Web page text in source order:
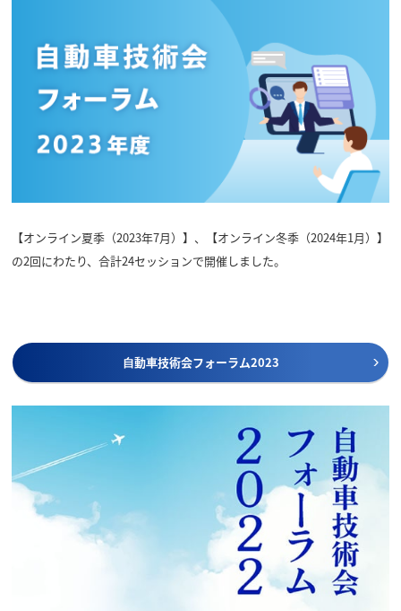
【オンライン夏季（2023年7月）】、【オンライン冬季（2024年1月）】
の2回にわたり、合計24セッションで開催しました。
⾃動⾞技術会フォーラム2023